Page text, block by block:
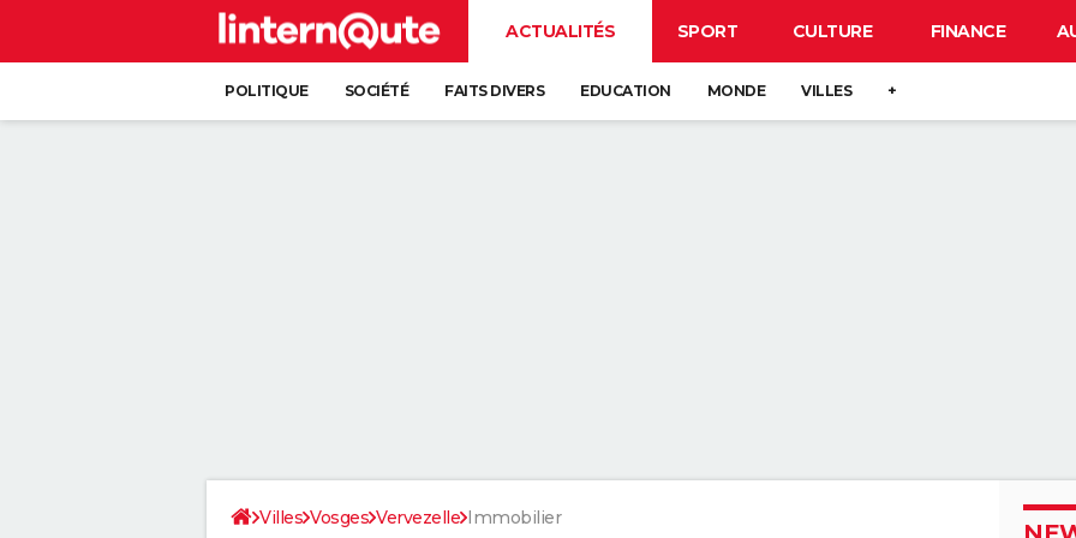
ACTUALITÉS SPORT CULTURE FINANCE
POLITIQUE SOCIÉTÉ FAITS DIVERS EDUCATION MONDE VILLES +
Villes Vosges Vervezelle Immobilier